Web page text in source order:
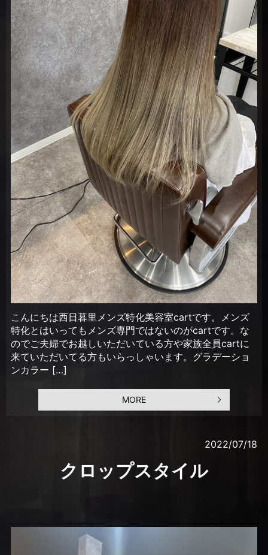
こんにちは西日暮里メンズ特化美容室cartです。メンズ
特化とはいってもメンズ専門ではないのがcartです。な
のでご夫婦でお越しいただいている方や家族全員cartに
来ていただいてる方もいらっしゃいます。グラデーショ
ンカラー […]
MORE
2022/07/18
クロップスタイル